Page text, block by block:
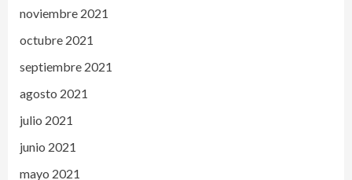
noviembre 2021
octubre 2021
septiembre 2021
agosto 2021
julio 2021
junio 2021
mayo 2021